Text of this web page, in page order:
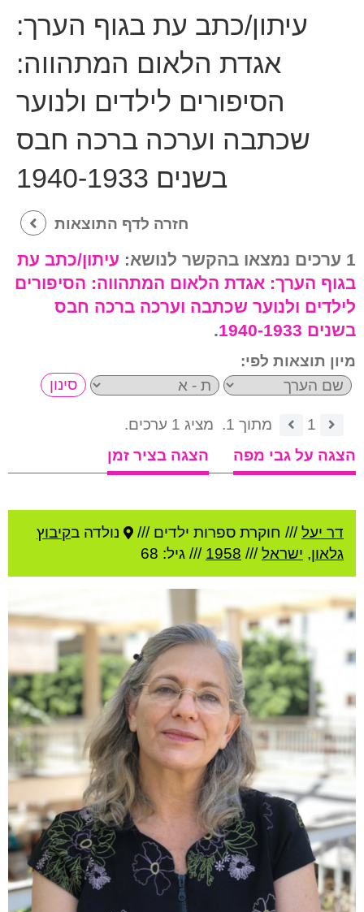
עיתון/כתב עת בגוף הערך:
אגדת הלאום המתהווה:
הסיפורים לילדים ולנוער
שכתבה וערכה ברכה חבס
בשנים 1940-1933
חזרה לדף התוצאות
1 ערכים נמצאו בהקשר לנושא:
עיתון/כתב עת
בגוף הערך: אגדת הלאום המתהווה: הסיפורים
לילדים ולנוער שכתבה וערכה ברכה חבס
בשנים 1940-1933
.
מיון תוצאות לפי:
1 מתוך 1.
מציג 1 ערכים.
הצגה על גבי מפה
הצגה בציר זמן
דר יעל/// חוקרת ספרות ילדים /// נולדה בקיבוץ
גלאון, ישראל///
1958 /// גיל: 68